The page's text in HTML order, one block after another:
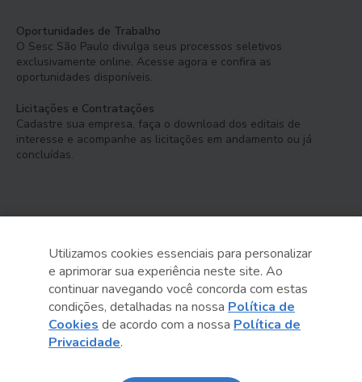
Oportunidades de Trabalho
O Sesc São Paulo divulga seus processos seletivos
exclusivamente online. Acesse agora e confira as
oportunidades disponíveis.
Licitações e Contratações
Cadastre sua empresa, faça o download dos editais de
interesse e acompanhe as licitações em andamento ou já
concluídas.
Serviço Social do Comércio
Administração Regional no Estado de São Paulo
Sesc São Paulo por aí:
Utilizamos cookies essenciais para personalizar
e aprimorar sua experiência neste site. Ao
continuar navegando você concorda com estas
condições, detalhadas na nossa Política de
Cookies de acordo com a nossa Política de
Privacidade.